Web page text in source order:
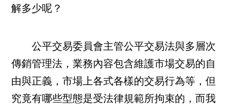
解多少呢？
公平交易委員會主管公平交易法與多層次
傳銷管理法，業務內容包含維護市場交易的自
由與正義，市場上各式各樣的交易行為等，但
究竟有哪些型態是受法律規範所拘束的，而我